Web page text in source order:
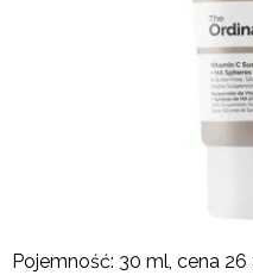
Pojemność: 30 ml, cena 26